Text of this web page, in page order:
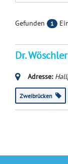
Gefunden 1
Dr.
Adresse:
Zweibrücken